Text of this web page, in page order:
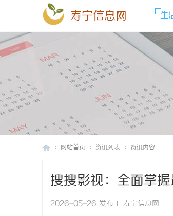
寿宁信息网 生
网站首页 资讯列表 资讯内容
搜搜影视：全面掌
2026-05-26 发布于 寿宁信息网